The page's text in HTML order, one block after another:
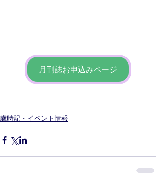
月刊誌お申込みページ
歳時記・イベント情報